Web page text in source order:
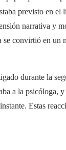
previsto en el
narrativa y
se convirtió en un
durante la
a la psicóloga,
Estas